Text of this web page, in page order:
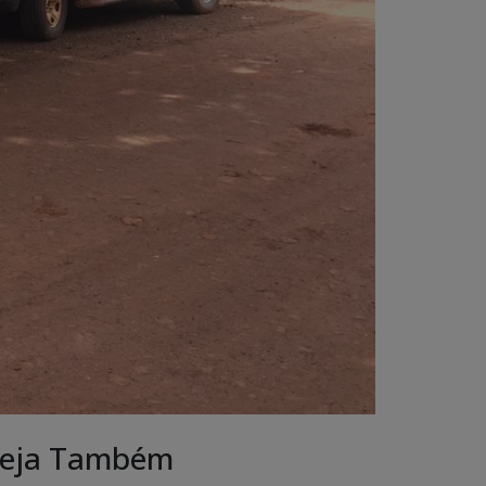
Também